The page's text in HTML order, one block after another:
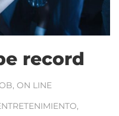
record
, ON LINE
,